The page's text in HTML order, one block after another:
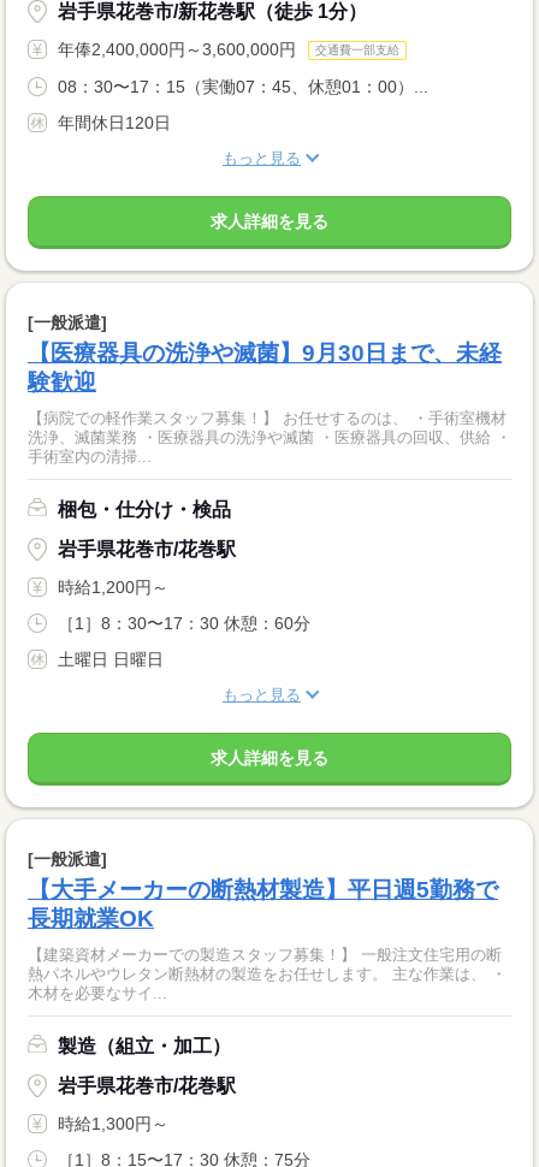
岩手県花巻市/新花巻駅（徒歩 1分）
年俸2,400,000円～3,600,000円 交通費一部支給
08：30〜17：15（実働07：45、休憩01：00）...
年間休日120日
もっと見る
求人詳細を見る
[一般派遣]
【医療器具の洗浄や滅菌】9月30日まで、未経
験歓迎
【病院での軽作業スタッフ募集！】 お任せするのは、 ・手術室機材
洗浄、滅菌業務 ・医療器具の洗浄や滅菌 ・医療器具の回収、供給 ・
手術室内の清掃...
梱包・仕分け・検品
岩手県花巻市/花巻駅
時給1,200円～
［1］8：30〜17：30 休憩：60分
土曜日 日曜日
もっと見る
求人詳細を見る
[一般派遣]
【大手メーカーの断熱材製造】平日週5勤務で
長期就業OK
【建築資材メーカーでの製造スタッフ募集！】 一般注文住宅用の断
熱パネルやウレタン断熱材の製造をお任せします。 主な作業は、 ・
木材を必要なサイ...
製造（組立・加工）
岩手県花巻市/花巻駅
時給1,300円～
［1］8：15〜17：30 休憩：75分